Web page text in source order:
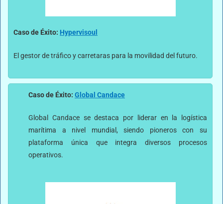
Caso de Éxito: Hypervisoul
El gestor de tráfico y carretaras para la movilidad del futuro.
Caso de Éxito: Global Candace
Global Candace se destaca por liderar en la logística
marítima a nivel mundial, siendo pioneros con su
plataforma única que integra diversos procesos
operativos.